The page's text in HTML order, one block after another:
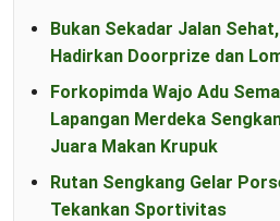
Bukan Sekadar Jalan
Hadirkan Doorprize dan
Forkopimda Wajo Adu
Lapangan Merdeka
Juara Makan Krupuk
Rutan Sengkang Gelar
Tekankan Sportivitas